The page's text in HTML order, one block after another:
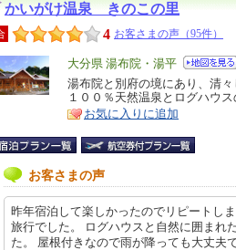
かいがけ温泉 きのこの里
4 お客さまの声（95件）
エ
リ
ア
大分県 湯布院・湯平
特
徴
湯布院と別府の境にあり、清
１００％天然温泉とログハウス
お気に入りに追加
お客さまの声
昨年宿泊して楽しかったのでリピートし
旅行でした。 ログハウスと自然に囲まれ
た。 屋根付きなので雨が降っても大丈